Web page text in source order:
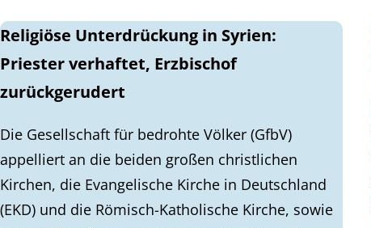
Religiöse Unterdrückung in Syrien:
Priester verhaftet, Erzbischof
zurückgerudert
Die Gesellschaft für bedrohte Völker (GfbV)
appelliert an die beiden großen christlichen
Kirchen, die Evangelische Kirche in Deutschland
(EKD) und die Römisch-Katholische Kirche, sowie